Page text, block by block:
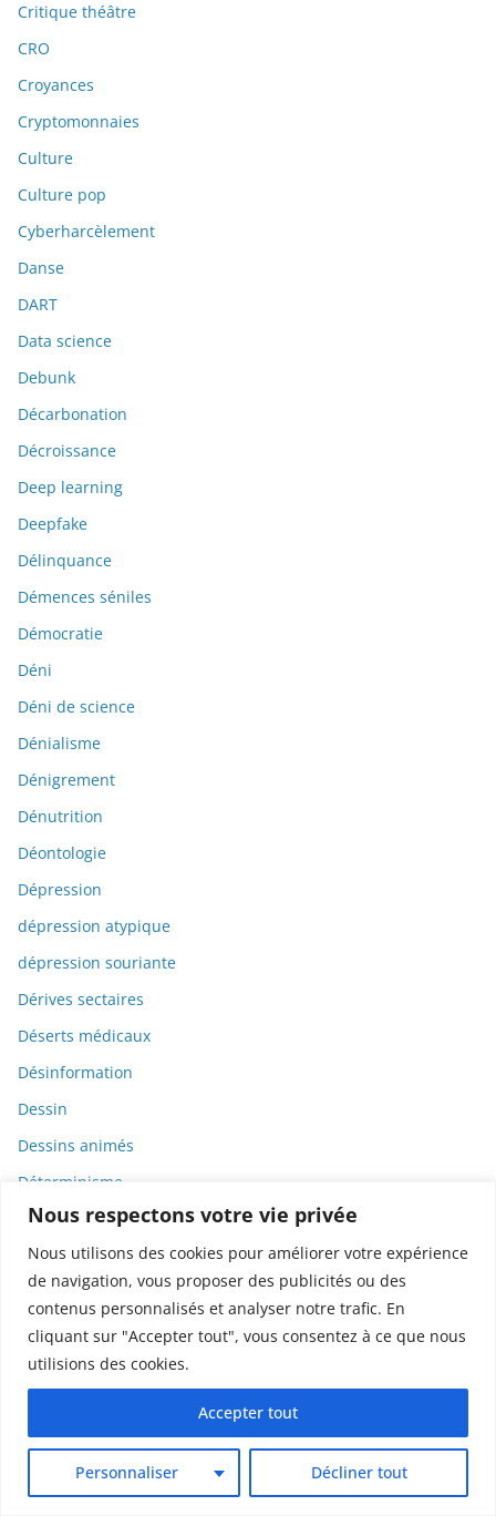
Nous respectons votre vie privée
Nous utilisons des cookies pour améliorer votre expérience
de navigation, vous proposer des publicités ou des
contenus personnalisés et analyser notre trafic. En
cliquant sur "Accepter tout", vous consentez à ce que nous
utilisions des cookies.
Personnaliser Décliner tout
Accepter tout
Critique théâtre
CRO
Croyances
Cryptomonnaies
Culture
Culture pop
Cyberharcèlement
Danse
DART
Data science
Debunk
Décarbonation
Décroissance
Deep learning
Deepfake
Délinquance
Démences séniles
Démocratie
Déni
Déni de science
Dénialisme
Dénigrement
Dénutrition
Déontologie
Dépression
dépression atypique
dépression souriante
Dérives sectaires
Déserts médicaux
Désinformation
Dessin
Dessins animés
Déterminisme
Detox
Dette
Dette immunitaire
Deux-roues
DGCCRF
Diagnostic
Didier Raoult